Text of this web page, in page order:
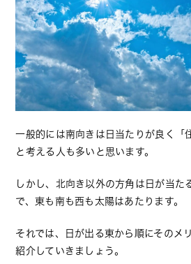
一般的には南向きは日当たりが良く「
と考える人も多いと思います。
しかし、北向き以外の方角は日が当た
で、東も南も西も太陽はあたります。
それでは、日が出る東から順にそのメ
紹介していきましょう。